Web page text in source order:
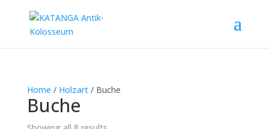
Home / Holzart/ Buche
Buche